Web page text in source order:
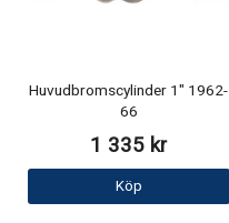
Huvudbromscylinder 1" 1962-
66
1 335 kr
Köp